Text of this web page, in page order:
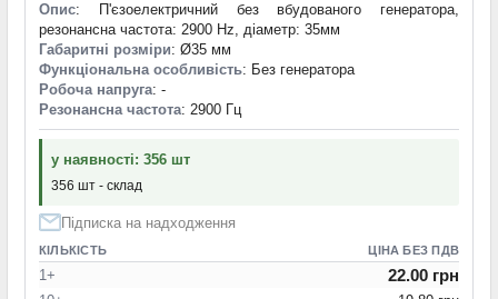
Опис: П'єзоелектричний без вбудованого генератора,
резонансна частота: 2900 Hz, діаметр: 35мм
Габаритні розміри: Ø35 мм
Функціональна особливість: Без генератора
Робоча напруга: -
Резонансна частота: 2900 Гц
у наявності: 356 шт
356 шт - склад
Підписка на надходження
КІЛЬКІСТЬ ЦІНА БЕЗ ПДВ
1+ 22.00 грн